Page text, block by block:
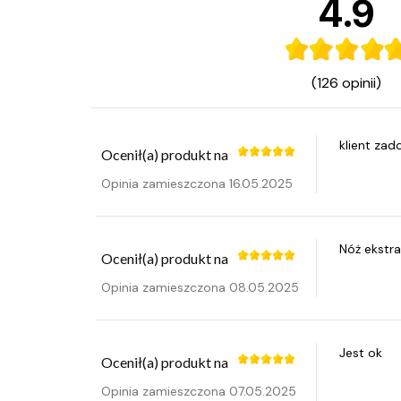
4.9
(126 opinii)
Ocenił(a) produkt na
Opinia zamieszczona 16.05.2025
klient
Ocenił(a) produkt na
Opinia zamieszczona 08.05.2025
Nóż
Ocenił(a) produkt na
Opinia zamieszczona 07.05.2025
Jest ok